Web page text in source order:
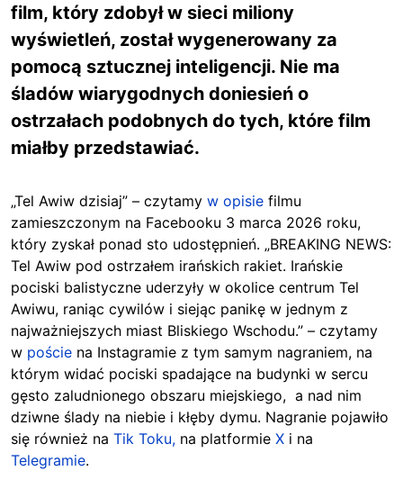
film, który zdobył w sieci miliony
wyświetleń, został wygenerowany za
pomocą sztucznej inteligencji. Nie ma
śladów wiarygodnych doniesień o
ostrzałach podobnych do tych, które film
miałby przedstawiać.
„Tel Awiw dzisiaj” – czytamy w opisie filmu
zamieszczonym na Facebooku 3 marca 2026 roku,
który zyskał ponad sto udostępnień. „BREAKING NEWS:
Tel Awiw pod ostrzałem irańskich rakiet. Irańskie
pociski balistyczne uderzyły w okolice centrum Tel
Awiwu, raniąc cywilów i siejąc panikę w jednym z
najważniejszych miast Bliskiego Wschodu.” – czytamy
w poście na Instagramie z tym samym nagraniem, na
którym widać pociski spadające na budynki w sercu
gęsto zaludnionego obszaru miejskiego, a nad nim
dziwne ślady na niebie i kłęby dymu. Nagranie pojawiło
się również na Tik Toku, na platformie X i na
Telegramie.